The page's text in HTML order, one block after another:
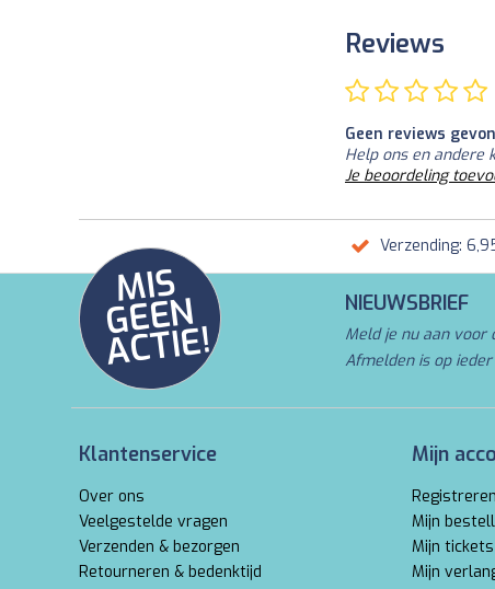
Reviews
Geen reviews
Help ons en andere
Je beoordeling
Verzending:
MI
S
G
E
E
N
A
C
TI
E!
NIEUWSBRIEF
Meld je nu aan voor
Afmelden is op
Klantenservice
Over ons
Veelgestelde vragen
Verzenden & bezorgen
Retourneren & bedenktijd
Mijn
Registreren
Mijn
Mijn tickets
Mijn